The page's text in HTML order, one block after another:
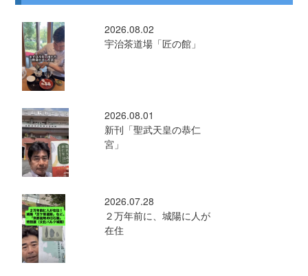
2026.08.02
宇治茶道場「匠の館」
2026.08.01
新刊「聖武天皇の恭仁
宮」
2026.07.28
２万年前に、城陽に人が
在住